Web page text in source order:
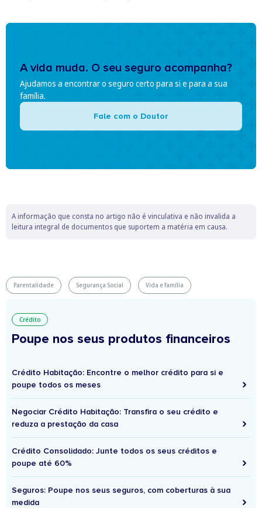
A vida muda. O seu seguro acompanha?
Ajudamos a encontrar o seguro certo para si e para a sua
família.
Fale com o Doutor
A informação que consta no artigo não é vinculativa e não invalida a
leitura integral de documentos que suportem a matéria em causa.
Parentalidade Segurança Social Vida e família
Crédito
Poupe nos seus produtos financeiros
Crédito Habitação: Encontre o melhor crédito para si e
poupe todos os meses
Negociar Crédito Habitação: Transfira o seu crédito e
reduza a prestação da casa
Crédito Consolidado: Junte todos os seus créditos e
poupe até 60%
Seguros: Poupe nos seus seguros, com coberturas à sua
medida